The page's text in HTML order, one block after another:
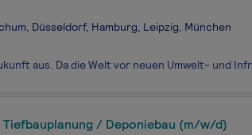
Düsseldorf, Hamburg, Leipzig, München
/ Deponiebau (m/w/d)